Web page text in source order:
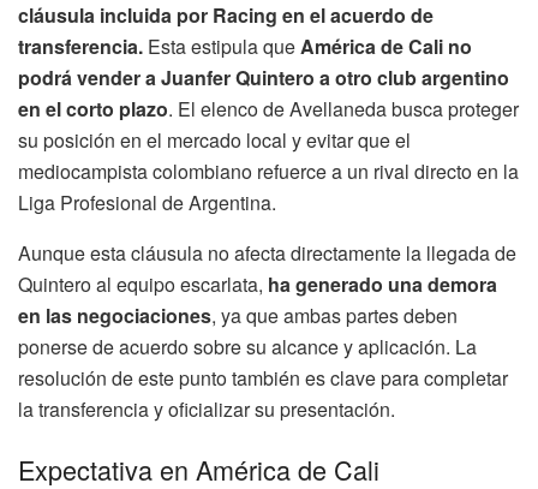
cláusula incluida por Racing en el acuerdo de
transferencia. Esta estipula queAmérica de Cali no
podrá vender a Juanfer Quintero a otro club argentino
en el corto plazo. El elenco de Avellaneda busca proteger
su posición en el mercado local y evitar que el
mediocampista colombiano refuerce a un rival directo en la
Liga Profesional de Argentina.
Aunque esta cláusula no afecta directamente la llegada de
Quintero al equipo escarlata, ha generado una demora
en las negociaciones, ya que ambas partes deben
ponerse de acuerdo sobre su alcance y aplicación. La
resolución de este punto también es clave para completar
la transferencia y oficializar su presentación.
Expectativa en América de Cali